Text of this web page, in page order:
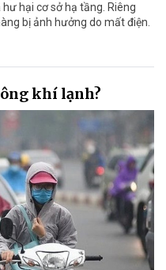
hại cơ sở hạ tầng. Riêng
bị ảnh hưởng do mất điện.
khí lạnh?